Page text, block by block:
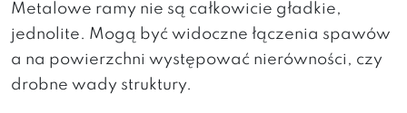
Metalowe ramy nie są całkowicie gładkie,
jednolite. Mogą być widoczne łączenia spawów
a na powierzchni występować nierówności, czy
drobne wady struktury.